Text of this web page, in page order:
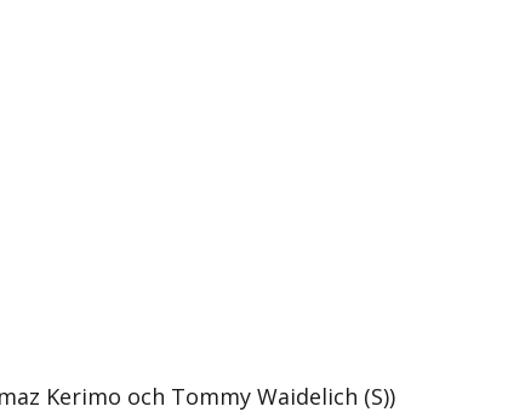
Kerimo och Tommy Waidelich (S))